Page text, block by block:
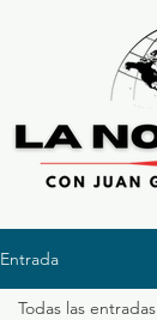
Entrada
Todas las entradas